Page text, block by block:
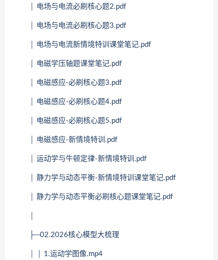
│ 电场与电流必刷核心题2.pdf
│ 电场与电流必刷核心题3.pdf
│ 电场与电流新情境特训课堂笔记.pdf
│ 电磁学压轴题课堂笔记.pdf
│ 电磁感应-必刷核心题3.pdf
│ 电磁感应-必刷核心题4.pdf
│ 电磁感应-必刷核心题5.pdf
│ 电磁感应-新情境特训.pdf
│ 运动学与牛顿定律-新情境特训.pdf
│ 静力学与动态平衡-新情境特训课堂笔记.pdf
│ 静力学与动态平衡必刷核心题课堂笔记.pdf
├─02.2026核心模型大梳理
│ │ 1.运动学图像.mp4